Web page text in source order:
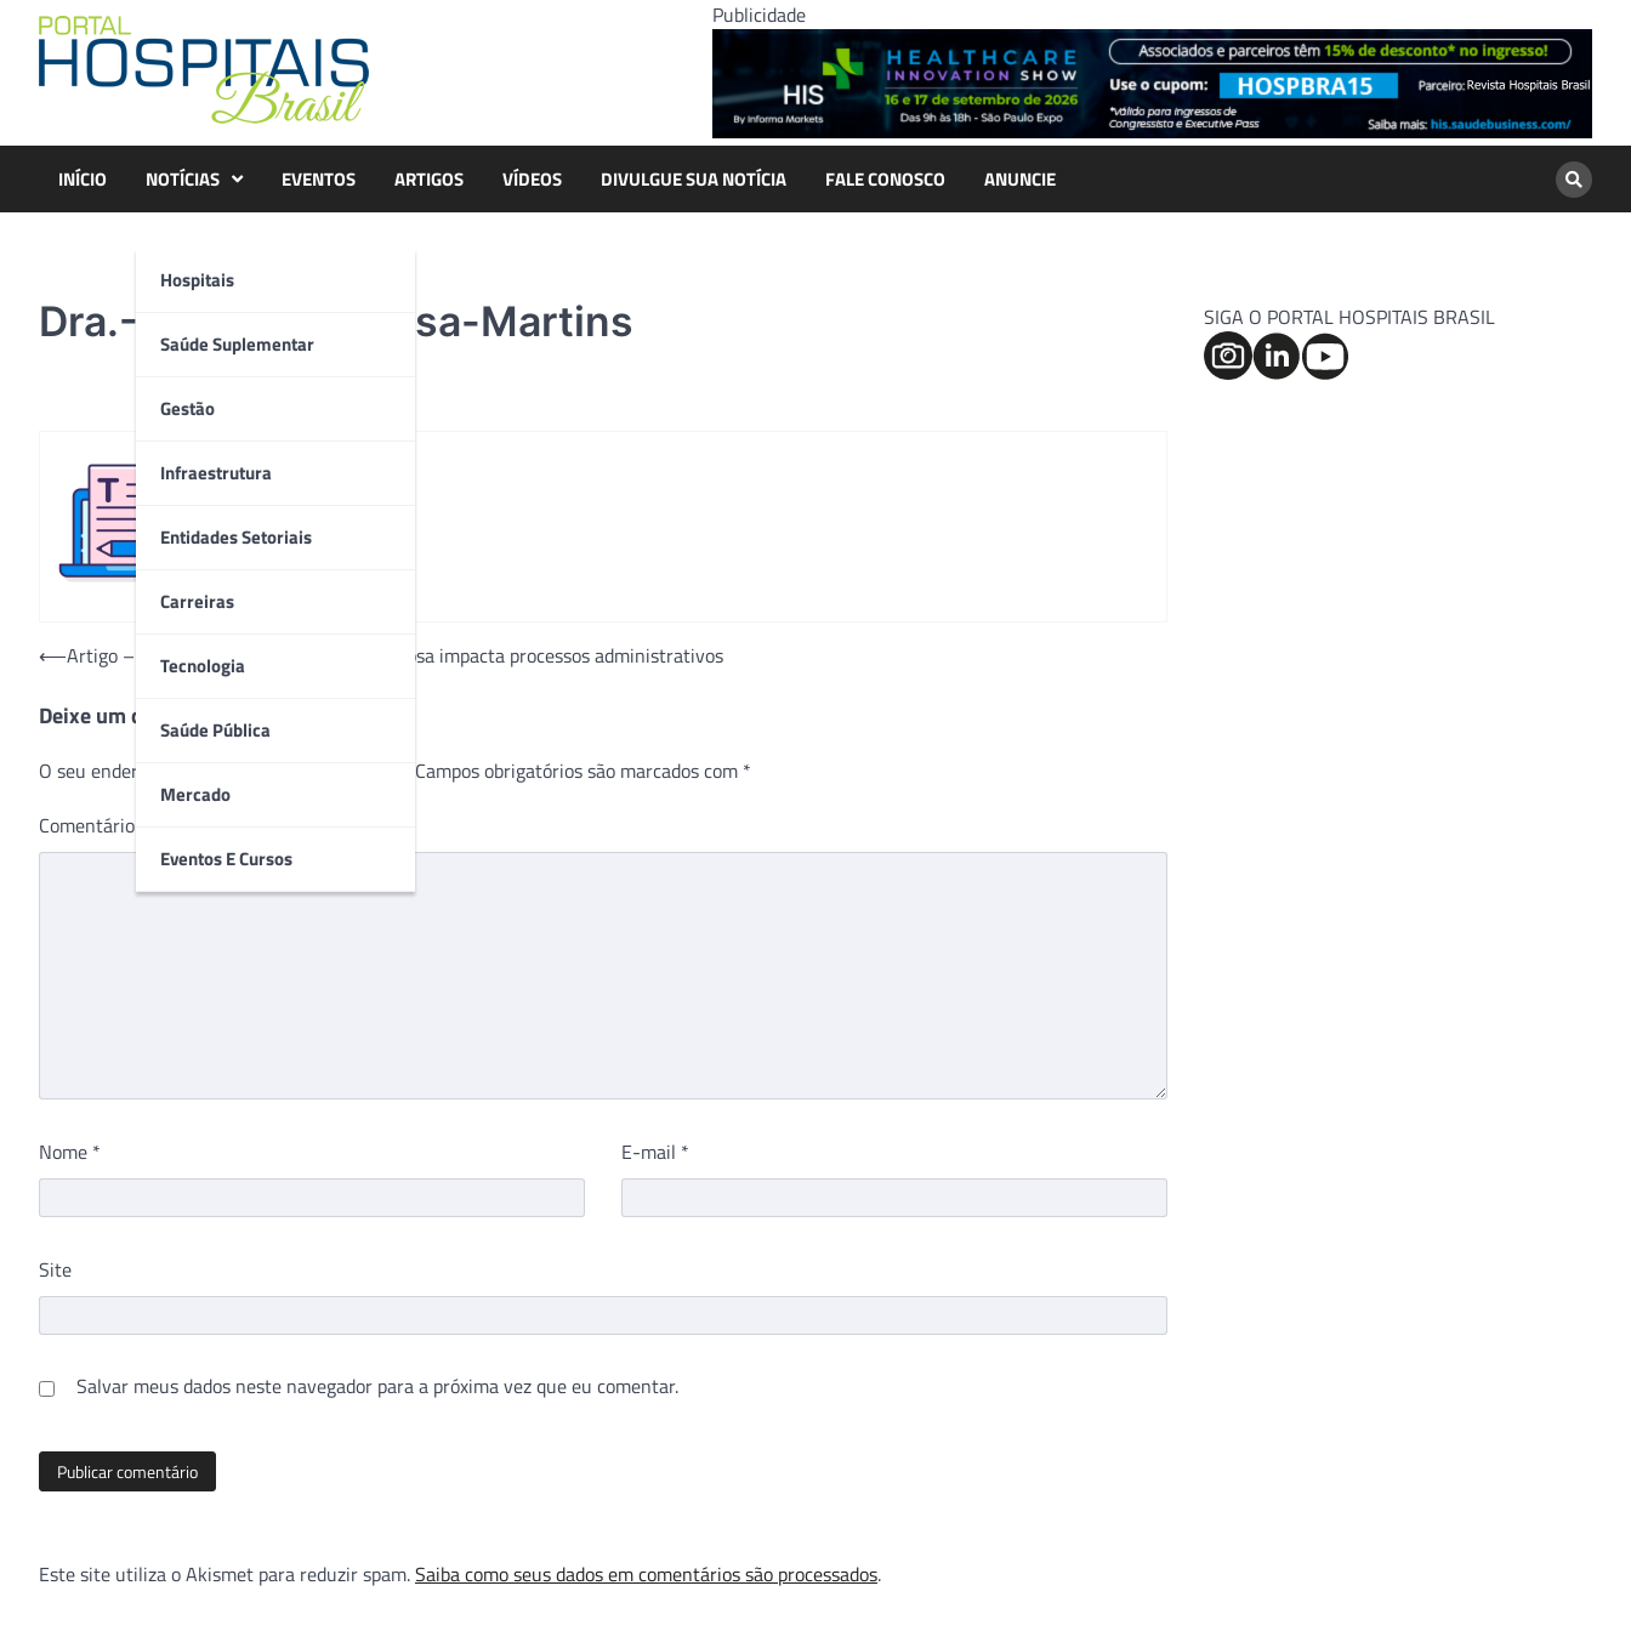
content
Publicidade
INÍCIO NOTÍCIAS
Hospitais
Saúde Suplementar
Gestão
Infraestrutura
Entidades Setoriais
Carreiras
Tecnologia
Saúde Pública
Mercado
Eventos E Cursos
EVENTOS ARTIGOS VÍDEOS DIVULGUE SUA NOTÍCIA FALE CONOSCO ANUNCIE
Dra.-Cynara-Barbosa-Martins
Navegação
Post
⟵Artigo – Alteração na denunciação caluniosa impacta processos administrativos
Deixe um comentário
O seu endereço de e-mail não será publicado. Campos obrigatórios são marcados com *
Comentário
Nome * E-mail *
Site
Salvar meus dados neste navegador para a próxima vez que eu comentar.
Este site utiliza o Akismet para reduzir spam.Saiba como seus dados em comentários são processados.
SIGA O PORTAL HOSPITAIS BRASIL